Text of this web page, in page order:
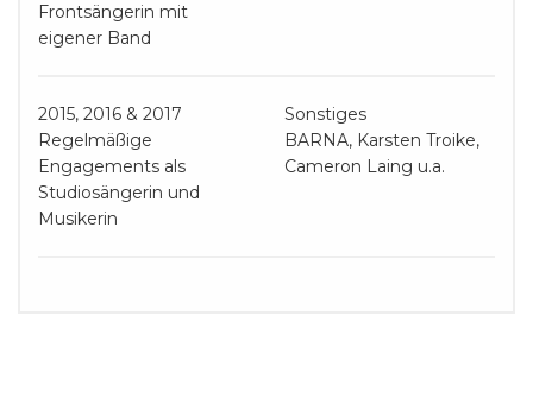
Frontsängerin mit
eigener Band
2015, 2016 & 2017
Sonstiges
Regelmäßige
Engagements als
Studiosängerin und
Musikerin
BARNA, Karsten Troike,
Cameron Laing u.a.